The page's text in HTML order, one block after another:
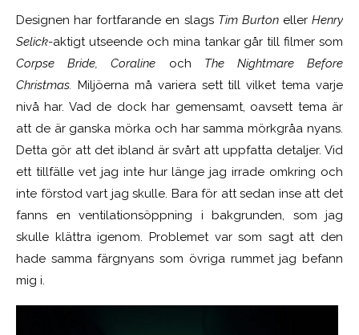
Designen har fortfarande en slags Tim Burtoneller Henry
Selick-aktigt utseende och mina tankar går till filmer som
Corpse Bride, Coraline och The Nightmare Before
Christmas.
Miljöerna må variera sett till vilket tema varje
nivå har. Vad de dock har gemensamt, oavsett tema är
att de är ganska mörka och har samma mörkgråa nyans.
Detta gör att det ibland är svårt att uppfatta detaljer. Vid
ett tillfälle vet jag inte hur länge jag irrade omkring och
inte förstod vart jag skulle. Bara för att sedan inse att det
fanns en ventilationsöppning i bakgrunden, som jag
skulle klättra igenom. Problemet var som sagt att den
hade samma färgnyans som övriga rummet jag befann
mig i.